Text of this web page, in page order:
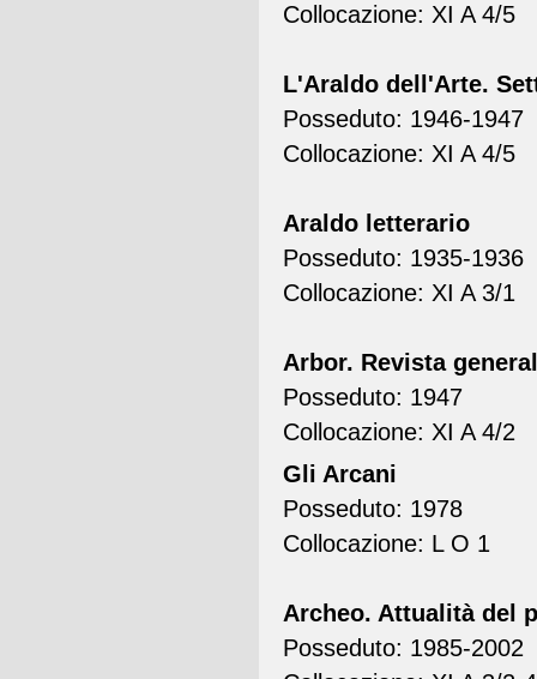
Collocazione: XI A 4/5
L'Araldo dell'Arte.
Posseduto: 1946-1947
Collocazione: XI A 4/5
Araldo letterario
Posseduto: 1935-1936
Collocazione: XI A 3/1
Arbor. Revista
Posseduto: 1947
Collocazione: XI A 4/2
Gli Arcani
Posseduto: 1978
Collocazione: L O 1
Archeo. Attualità del
Posseduto: 1985-2002